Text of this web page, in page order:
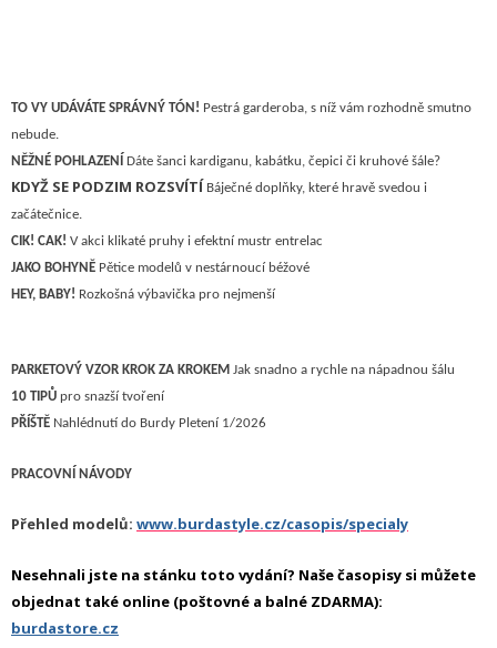
TO VY UDÁVÁTE SPRÁVNÝ TÓN! Pestrá garderoba, s níž vám rozhodně smutno
nebude.
NĚŽNÉ POHLAZENÍ
Dáte šanci kardiganu, kabátku, čepici či kruhové šále?
KDYŽ SE PODZIM ROZSVÍTÍ Báječné doplňky, které hravě svedou i
začátečnice.
CIK! CAK! V akci klikaté pruhy i efektní mustr entrelac
JAKO BOHYNĚ Pětice modelů v nestárnoucí béžové
HEY, BABY! Rozkošná výbavička pro nejmenší
PARKETOVÝ VZOR KROK ZA KROKEM Jak snadno a rychle na nápadnou šálu
10 TIPŮ pro snazší tvoření
PŘÍŠTĚ Nahlédnutí do Burdy Pletení 1/2026
PRACOVNÍ NÁVODY
Přehled modelů: www.burdastyle.cz/casopis/specialy
Nesehnali jste na stánku toto vydání? Naše časopisy si můžete
objednat také online (poštovné a balné ZDARMA):
burdastore.cz